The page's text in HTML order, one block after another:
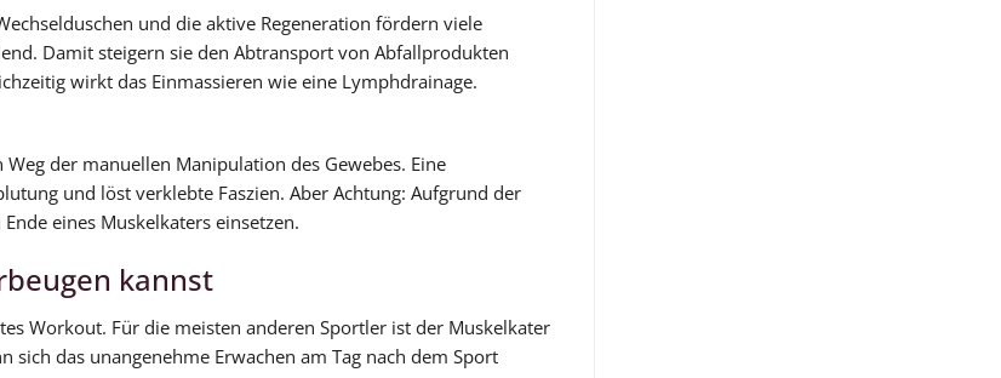
und die aktive Regeneration fördern viele
Damit steigern sie den Abtransport von Abfallprodukten
wirkt das Einmassieren wie eine Lymphdrainage.
der manuellen Manipulation des Gewebes. Eine
und löst verklebte Faszien. Aber Achtung: Aufgrund der
eines Muskelkaters einsetzen.
kannst
Workout. Für die meisten anderen Sportler ist der Muskelkater
das unangenehme Erwachen am Tag nach dem Sport